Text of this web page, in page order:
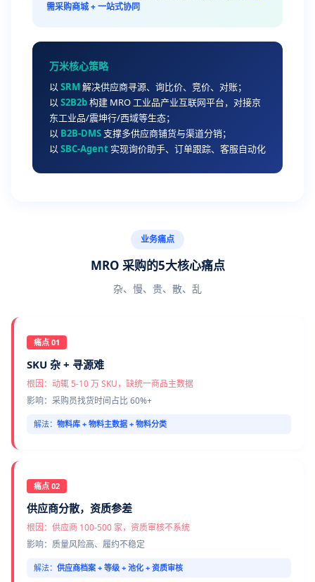
需采购商城 + 一站式协同
万米核心策略
以 SRM 解决供应商寻源、询比价、竞价、对账；
以 S2B2b构建 MRO 工业品产业互联网平台，对接京
东工业品/震坤行/西域等生态；
以 B2B-DMS 支撑多供应商铺货与渠道分销；
以 SBC-Agent 实现询价助手、订单跟踪、客服自动化
业务痛点
MRO 采购的5大核心痛点
杂、慢、贵、散、乱
痛点 01
SKU 杂 + 寻源难
根因：动辄 5-10 万 SKU，缺统一商品主数据
影响：采购员找货时间占比 60%+
解法： 物料库 + 物料主数据 + 物料分类
痛点 02
供应商分散，资质参差
根因：供应商 100-500 家，资质审核不系统
影响：质量风险高、履约不稳定
解法： 供应商档案 + 等级 + 池化 + 资质审核